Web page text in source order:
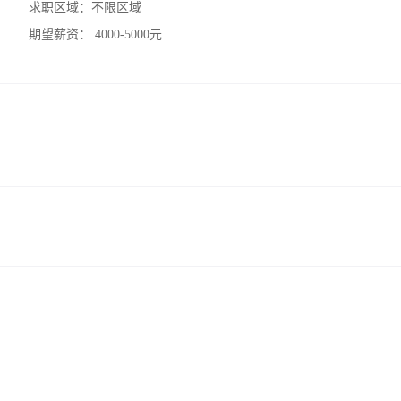
求职区域： 不限区域
期望薪资：
4000-5000元